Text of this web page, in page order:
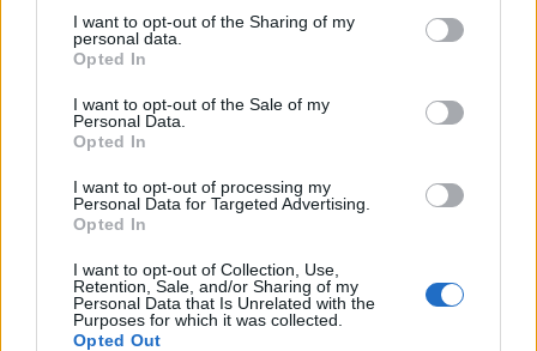
not limited to your visit or usage behaviour. You may click to
grant or deny consent to Google and its third-party tags to
use your data for below specified purposes in below Google
consent section.
I want to opt-out of the Sharing of my
personal data.
Opted In
I want to opt-out of the Sale of my
Personal Data.
Opted In
I want to opt-out of processing my
Personal Data for Targeted Advertising.
Opted In
I want to opt-out of Collection, Use,
Retention, Sale, and/or Sharing of my
Personal Data that Is Unrelated with the
Purposes for which it was collected.
Opted Out
Continua a leggere
CALCIO